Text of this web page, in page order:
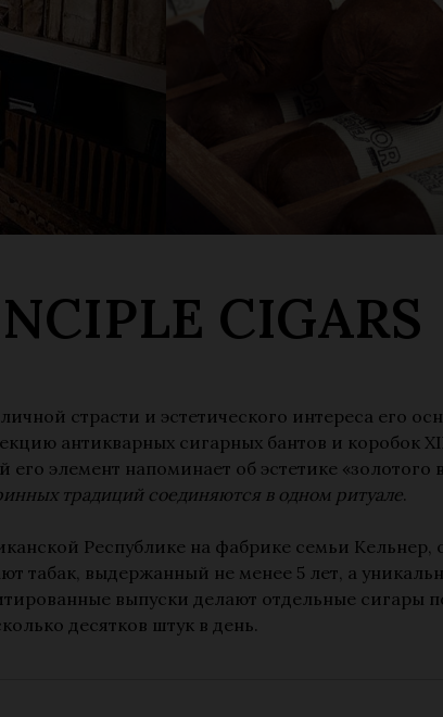
CIGARS
страсти и эстетического интереса его
антикварных сигарных бантов и коробок
его элемент напоминает об эстетике
традиций соединяются в одном ритуале.
Республике на фабрике семьи
табак, выдержанный не менее 5 лет, а
выпуски делают отдельные сигары
десятков штук в день.